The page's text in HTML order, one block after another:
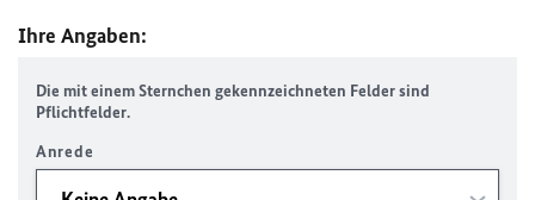
Ihre Angaben:
Die mit einem Sternchen gekennzeichneten Felder sind
Pflichtfelder.
Anrede